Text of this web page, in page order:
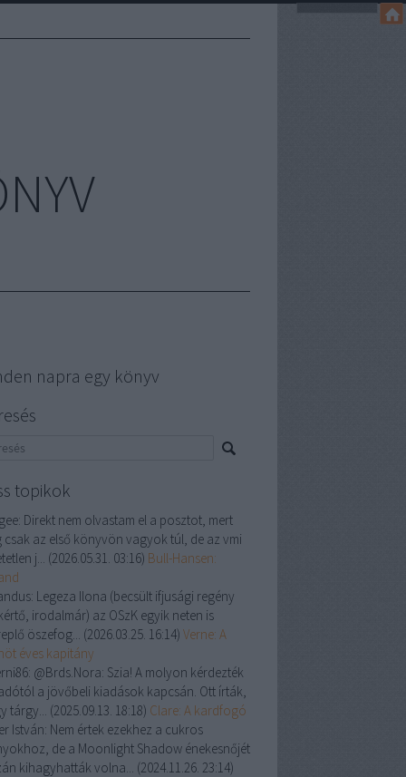
napra egy könyv
topikok
Direkt nem olvastam el a posztot, mert
csak az első könyvön vagyok túl, de az vmi
j... (2026.05.31. 03:16) Bull-Hansen:
Legeza Ilona (becsült ifjusági regény
irodalmár) az OSzK egyik neten is
öszefog... (2026.03.25. 16:14) Verne: A
éves kapitány
@Brds.Nora: Szia! A molyon kérdezték
a jövőbeli kiadások kapcsán. Ott írták,
tárgy... (2025.09.13. 18:18) Clare: A kardfogó
István: Nem értek ezekhez a cukros
de a Moonlight Shadow énekesnőjét
kihagyhatták volna... (2024.11.26. 23:14)